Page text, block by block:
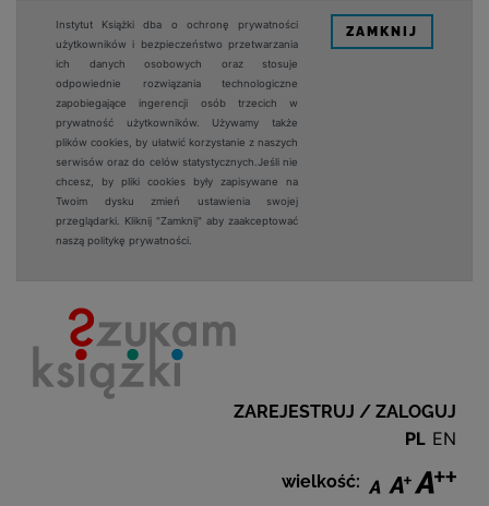
Instytut Książki dba o ochronę prywatności
użytkowników i bezpieczeństwo przetwarzania
ich danych osobowych oraz stosuje
odpowiednie rozwiązania technologiczne
zapobiegające ingerencji osób trzecich w
prywatność użytkowników. Używamy także
plików cookies, by ułatwić korzystanie z naszych
serwisów oraz do celów statystycznych.Jeśli nie
chcesz, by pliki cookies były zapisywane na
Twoim dysku zmień ustawienia swojej
przeglądarki. Kliknij "Zamknij" aby zaakceptować
naszą politykę prywatności.
ZAMKNIJ
ZAREJESTRUJ / ZALOGUJ
PL EN
wielkość: